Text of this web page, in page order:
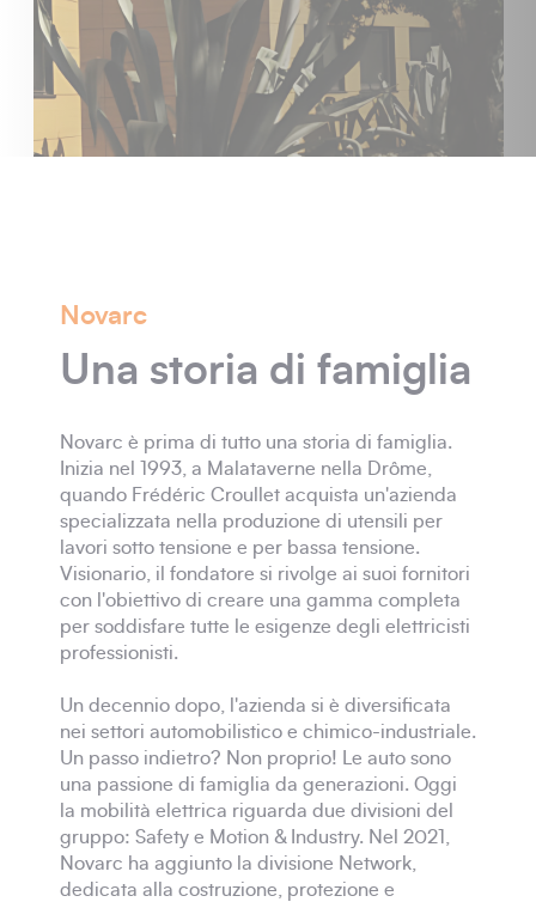
Novarc
Una storia di famiglia
Novarc è prima di tutto una storia di famiglia.
Inizia nel 1993, a Malataverne nella Drôme,
quando Frédéric Croullet acquista un'azienda
specializzata nella produzione di utensili per
lavori sotto tensione e per bassa tensione.
Visionario, il fondatore si rivolge ai suoi fornitori
con l'obiettivo di creare una gamma completa
per soddisfare tutte le esigenze degli elettricisti
professionisti.
Un decennio dopo, l'azienda si è diversificata
nei settori automobilistico e chimico-industriale.
Un passo indietro? Non proprio! Le auto sono
una passione di famiglia da generazioni. Oggi
la mobilità elettrica riguarda due divisioni del
gruppo: Safety e Motion & Industry. Nel 2021,
Novarc ha aggiunto la divisione Network,
dedicata alla costruzione, protezione e